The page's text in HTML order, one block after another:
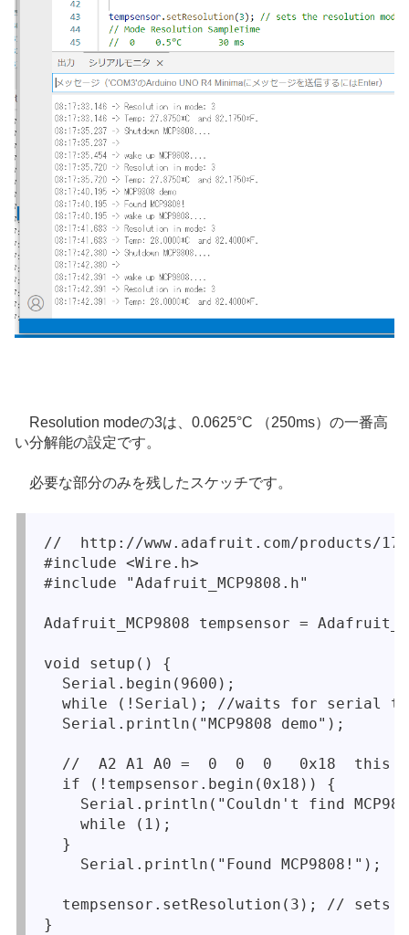
Resolution modeの3は、0.0625°C （250ms）の一番高
い分解能の設定です。
必要な部分のみを残したスケッチです。
//  http://www.adafruit.com/products/
#include <Wire.h>
#include "Adafruit_MCP9808.h"
Adafruit_MCP9808 tempsensor =
void setup() {
  Serial.begin(9600);
while (!Serial); //waits for serial
  Serial.println("MCP9808 demo");
//  A2 A1 A0 =  0  0  0   0x18  this
  if (!tempsensor.begin(0x18)) {
Serial.println("Couldn't find
    while (1);
  }
    Serial.println("Found MCP9808!");
tempsensor.setResolution(3); // sets
}